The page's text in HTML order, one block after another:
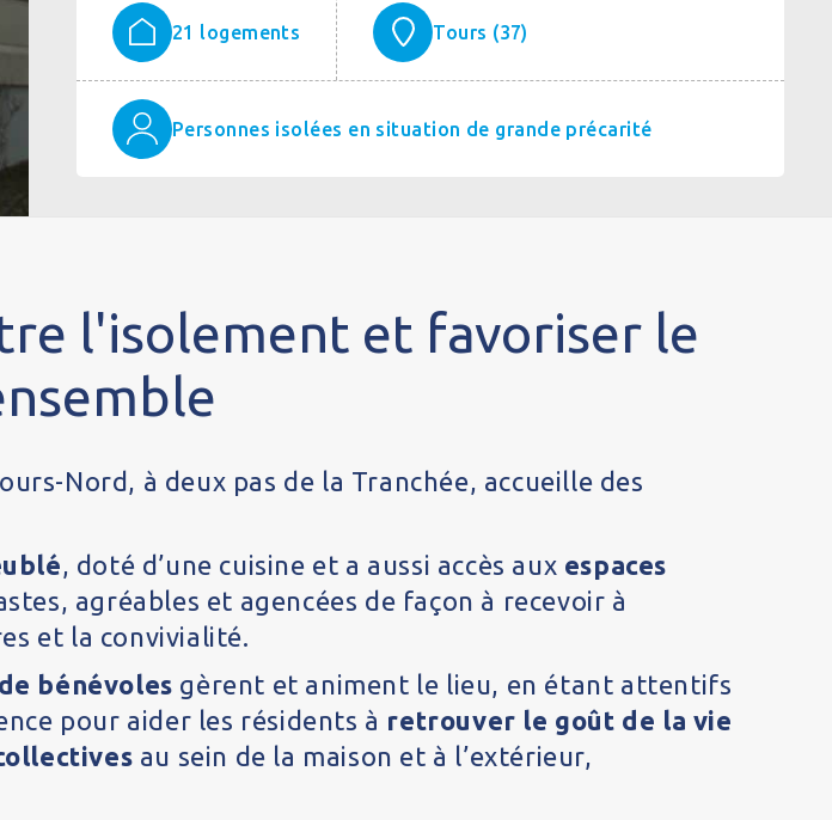
21 logements Tours (37)
Personnes isolées en situation de grande précarité
l'isolement et favoriser le
Nord, à deux pas de la Tranchée, accueille des
, doté d’une cuisine et a aussi accès aux espaces
agréables et agencées de façon à recevoir à
et la convivialité.
bénévoles gèrent et animent le lieu, en étant attentifs
pour aider les résidents à retrouver le goût de la vie
au sein de la maison et à l’extérieur,